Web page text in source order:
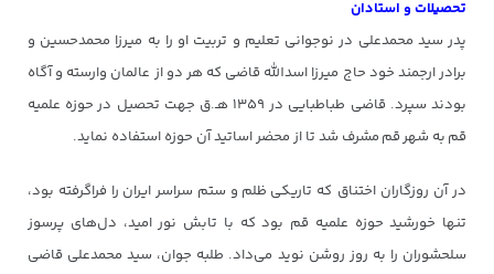
تحصیلات و استادان
پدر سید محمدعلی در نوجوانی تعلیم و تربیت او را به میرزا محمدحسین و
برادر ارجمند خود حاج میرزا اسدالله قاضی که هر دو از عالمان وارسته و آگاه
بودند سپرد. قاضی طباطبایی در ۱۳۵۹ هـ.ق جهت تحصیل در حوزه علمیه
قم به شهر قم مشرف شد تا از محضر اساتید آن حوزه استفاده نماید.
در آن روزگاران اختناق که تاریکی ظلم و ستم سراسر ایران را فراگرفته بود،
تنها خورشید حوزه علمیه قم بود که با تابش نور امید، دل‌های پرسوز
سلحشوران را به روز روشن نوید می‌داد. طلبه جوان، سید محمدعلی قاضی